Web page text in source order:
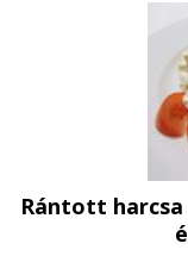
Rántott